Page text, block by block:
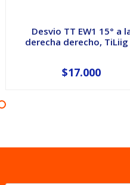
Desvio TT EW1 15° a
derecha derecho, TiLiig
$17.000